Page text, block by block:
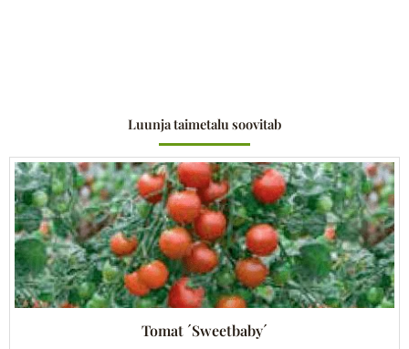
Luunja taimetalu soovitab
Tomat ´Sweetbaby´